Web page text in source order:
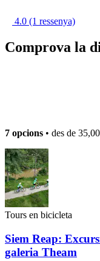
4.0 (1 ressenya)
Comprova la
7 opcions • des de
Tours en bicicleta
Siem Reap:
galeria Theam